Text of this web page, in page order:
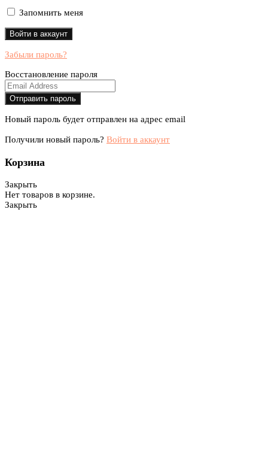
Запомнить меня
Забыли пароль?
Восстановление пароля
Новый пароль будет отправлен на адрес email
Получили новый пароль? Войти в аккаунт
Корзина
Закрыть
Нет товаров в корзине.
Закрыть